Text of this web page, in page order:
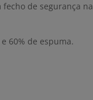
de segurança
60% de espuma.